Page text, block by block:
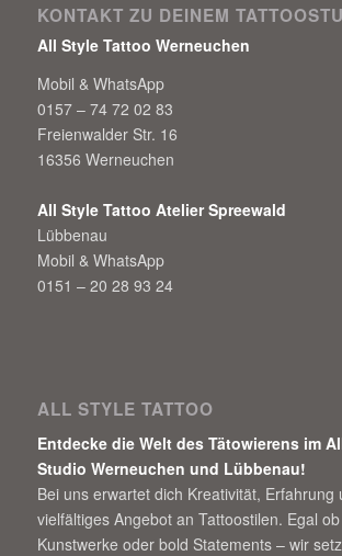
KONTAKT ZU DEINEM
All Style Tattoo Werneuchen
Mobil & WhatsApp
0157 – 74 72 02 83
Freienwalder Str. 16
16356 Werneuchen
All Style Tattoo Atelier Spreewald
Lübbenau
Mobil & WhatsApp
0151 – 20 28 93 24
ALL STYLE TATTOO
Entdecke die Welt des Tätowierens im
Studio Werneuchen und Lübbenau!
Bei uns erwartet dich Kreativität, Erfahrung
vielfältiges Angebot an Tattoostilen. Egal
Kunstwerke oder bold Statements – wir